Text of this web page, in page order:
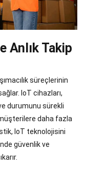
Anlık Takip
süreçlerinin
IoT cihazları,
durumunu sürekli
daha fazla
IoT teknolojisini
güvenlik ve